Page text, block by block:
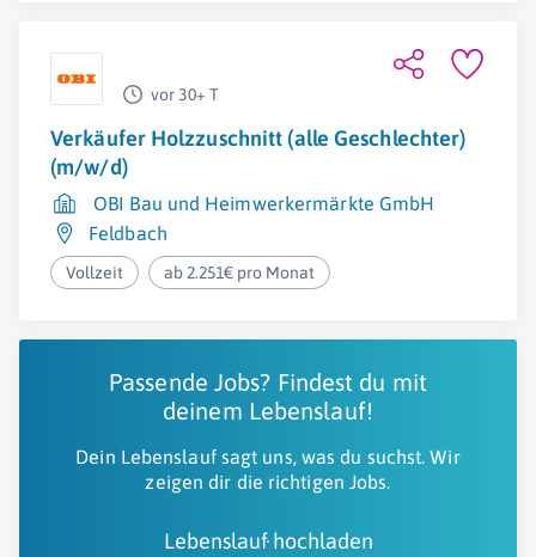
vor 30+ T
Verkäufer Holzzuschnitt (alle Geschlechter)
(m/w/d)
OBI Bau und Heimwerkermärkte GmbH
Feldbach
Vollzeit ab 2.251€ pro Monat
Passende Jobs? Findest du mit
deinem Lebenslauf!
Dein Lebenslauf sagt uns, was du suchst. Wir
zeigen dir die richtigen Jobs.
Lebenslauf hochladen